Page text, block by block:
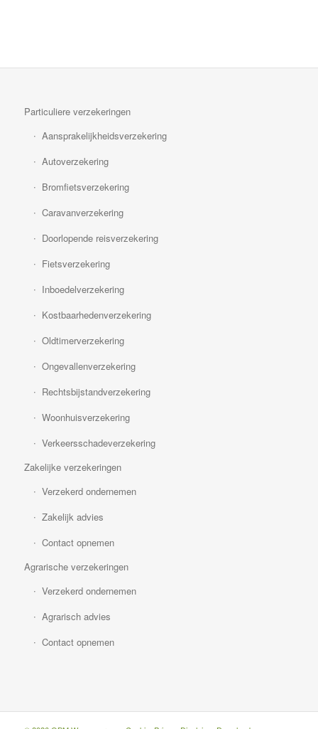
Particuliere verzekeringen
Aansprakelijkheidsverzekering
Autoverzekering
Bromfietsverzekering
Caravanverzekering
Doorlopende reisverzekering
Fietsverzekering
Inboedelverzekering
Kostbaarhedenverzekering
Oldtimerverzekering
Ongevallenverzekering
Rechtsbijstandverzekering
Woonhuisverzekering
Verkeersschadeverzekering
Zakelijke verzekeringen
Verzekerd ondernemen
Zakelijk advies
Contact opnemen
Agrarische verzekeringen
Verzekerd ondernemen
Agrarisch advies
Contact opnemen